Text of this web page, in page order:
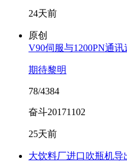
24天前
原创
V90伺服与1200PN通
期待黎明
78/4384
奋斗20171102
25天前
大饮料厂进口吹瓶机导